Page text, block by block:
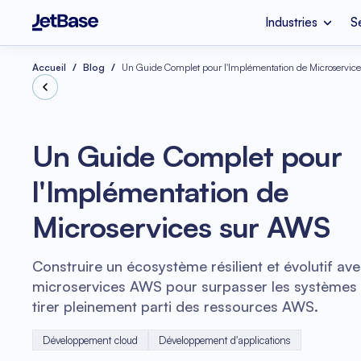
Industries
Industries Apple Vision Pro
Santé mentale
Optimisation des
eCommerce
Services Société de
Conseil Azure
Refactoring de
Audit de code
Technologies
Accueil Blog Un Guide Complet pour l'Implémentation de
Un Guide Complet pour
l'Implémentation de
Microservices sur AWS
Construire un écosystème résilient et évolutif
microservices AWS pour surpasser les
tirer pleinement parti des ressources AWS.
Développement cloud Développement d'applications